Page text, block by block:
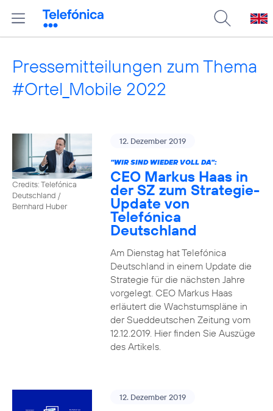
Pressemitteilungen zum Thema
#Ortel_Mobile 2022
Credits: Telefónica
Deutschland /
Bernhard Huber
12. Dezember 2019
"WIR SIND WIEDER VOLL DA":
CEO Markus Haas in
der SZ zum Strategie-
Update von
Telefónica
Deutschland
Am Dienstag hat Telefónica
Deutschland in einem Update die
Strategie für die nächsten Jahre
vorgelegt. CEO Markus Haas
erläutert die Wachstumspläne in
der Sueddeutschen Zeitung vom
12.12.2019. Hier finden Sie Auszüge
des Artikels.
12. Dezember 2019